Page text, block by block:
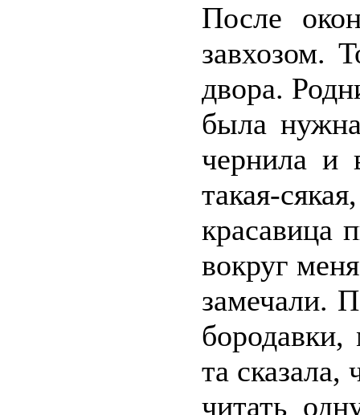
После
завхозом.
двора.
была
чернила и
такая-
красавица
вокруг
замечали.
та
читать